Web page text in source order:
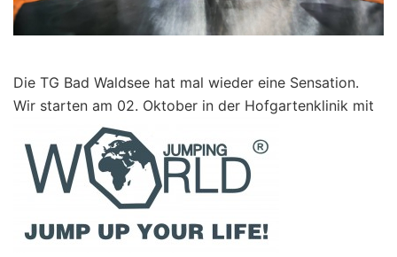
Die TG Bad Waldsee hat mal wieder eine Sensation.
Wir starten am 02. Oktober in der Hofgartenklinik mit